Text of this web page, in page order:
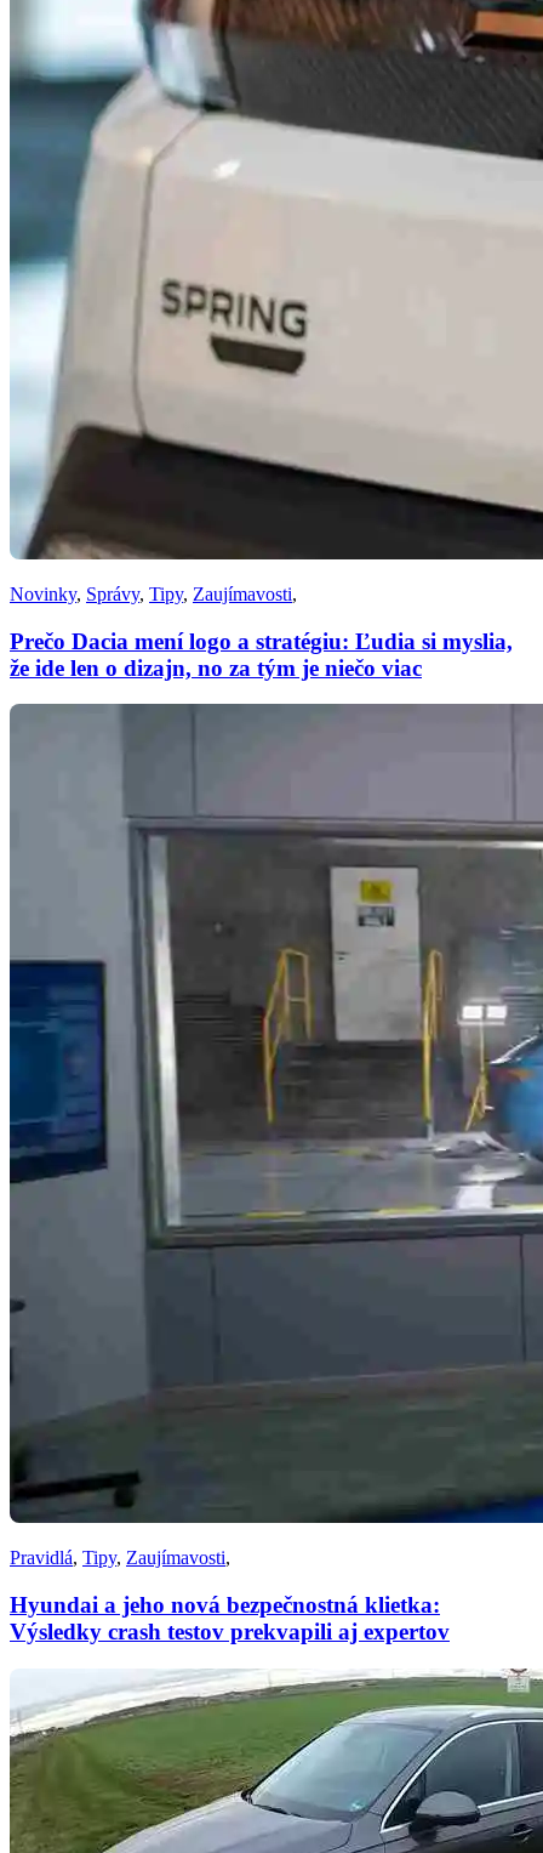
Novinky, Správy, Tipy, Zaujímavosti,
Prečo Dacia mení logo a stratégiu: Ľudia si myslia,
že ide len o dizajn, no za tým je niečo viac
Pravidlá, Tipy, Zaujímavosti,
Hyundai a jeho nová bezpečnostná klietka:
Výsledky crash testov prekvapili aj expertov